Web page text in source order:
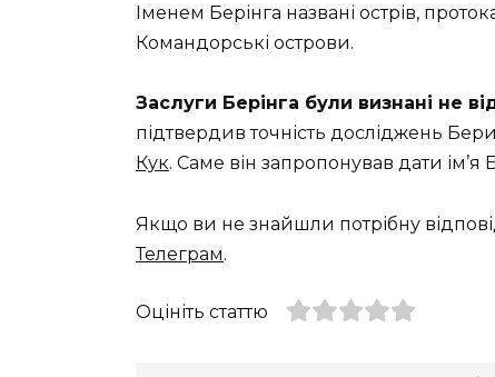
Іменем Берінга названі острів,
Командорські острови.
Заслуги Берінга були визнані не
підтвердив точність досліджень
Кук. Саме він запропонував дати
Якщо ви не знайшли потрібну
Телеграм.
Оцініть статтю